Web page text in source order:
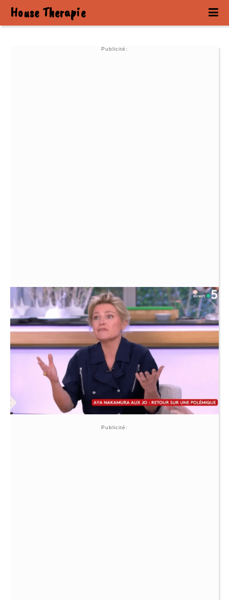
House Therapie
Publicité:
Publicité: